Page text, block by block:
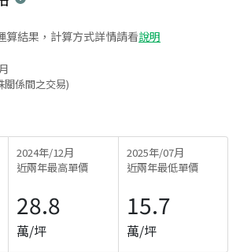
算結果，計算方式詳情請看說明
關係間之交易)
2024年/12月
近兩年最高單價
28.8
萬/坪
2025年/07月
近兩年最低單價
15.7
萬/坪